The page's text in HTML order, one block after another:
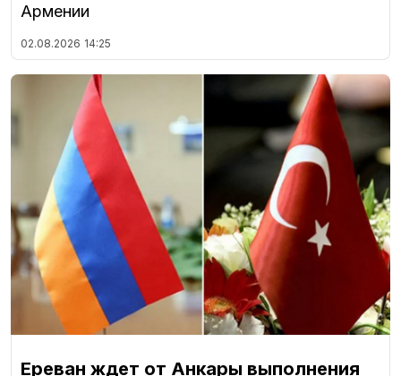
Армении
02.08.2026 14:25
Ереван ждет от Анкары выполнения